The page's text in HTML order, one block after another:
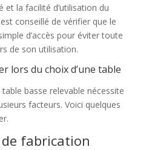
et la facilité d’utilisation du
conseillé de vérifier que le
d’accès pour éviter toute
de son utilisation.
lors du choix d’une table
table basse relevable nécessite
facteurs. Voici quelques
fabrication